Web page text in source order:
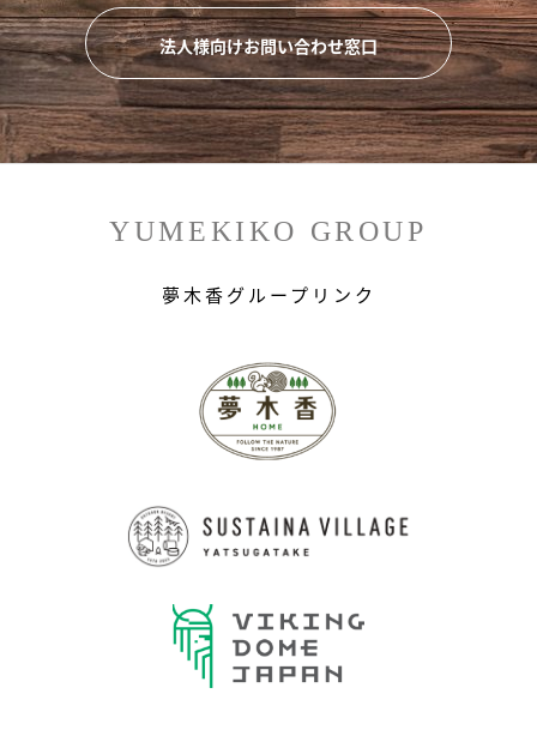
法人様向けお問い合わせ窓口
YUMEKIKO GROUP
夢木香グループリンク